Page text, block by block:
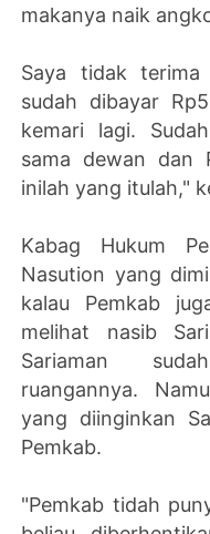
makanya naik
Saya tidak terima
sudah dibayar
kemari lagi.
sama dewan dan
inilah yang itulah,"
Kabag Hukum
Nasution yang
kalau Pemkab
melihat nasib
Sariaman
ruangannya.
yang diinginkan
Pemkab.
"Pemkab tidah